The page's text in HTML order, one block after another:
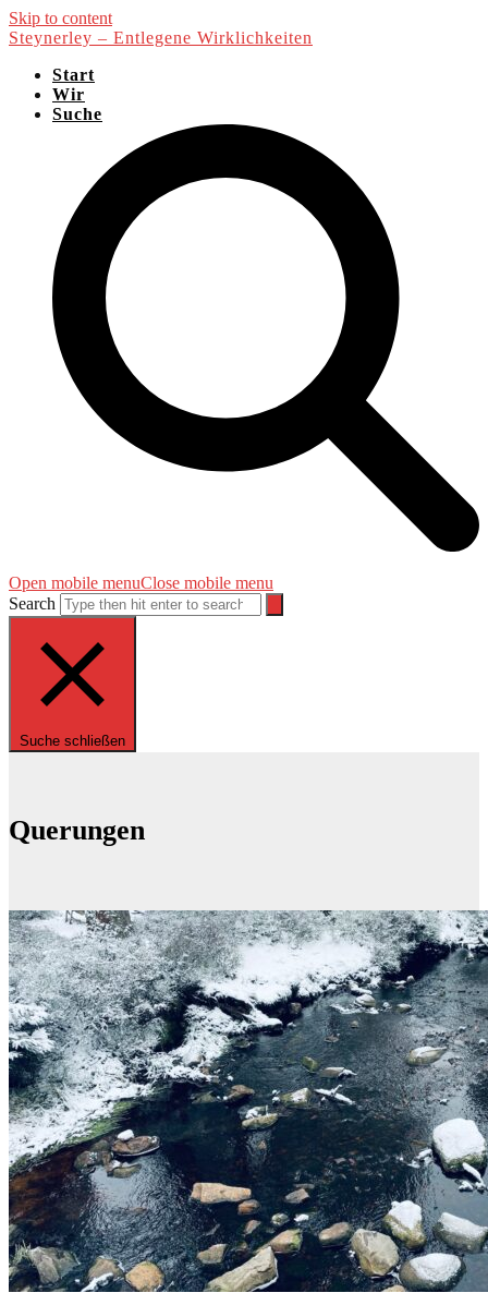
Skip to content
Steynerley – Entlegene Wirklichkeiten
Start
Wir
Suche
Open mobile menuClose mobile menu
Search
Suche schließen
Querungen